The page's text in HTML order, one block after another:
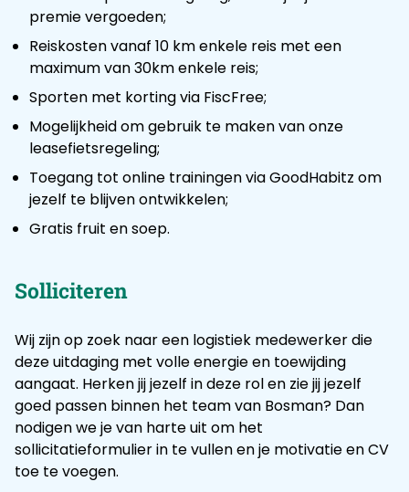
premie vergoeden;
Reiskosten vanaf 10 km enkele reis met een
maximum van 30km enkele reis;
Sporten met korting via FiscFree;
Mogelijkheid om gebruik te maken van onze
leasefietsregeling;
Toegang tot online trainingen via GoodHabitz om
jezelf te blijven ontwikkelen;
Gratis fruit en soep.
Solliciteren
Wij zijn op zoek naar een logistiek medewerker die
deze uitdaging met volle energie en toewijding
aangaat. Herken jij jezelf in deze rol en zie jij jezelf
goed passen binnen het team van Bosman? Dan
nodigen we je van harte uit om het
sollicitatieformulier in te vullen en je motivatie en CV
toe te voegen.